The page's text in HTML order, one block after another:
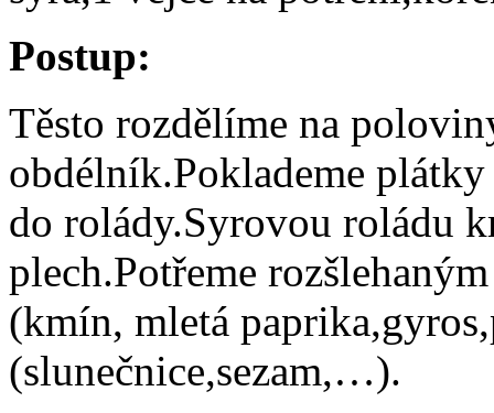
Postup:
Těsto rozdělíme na
obdélník.Poklademe
do rolády.Syrovou roládu
plech.Potřeme
(kmín, mletá
(slunečnice,sezam,…).